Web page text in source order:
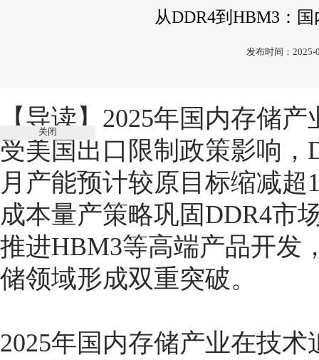
从DDR4到HBM3：
发布时间：2025-
【导读】 2025年国内存储
受美国出口限制政策影响
月产能预计较原目标缩减
成本量产策略巩固DDR4市
推进HBM3等高端产品开发
储领域形成双重突破。
2025年国内存储产业在技
关闭